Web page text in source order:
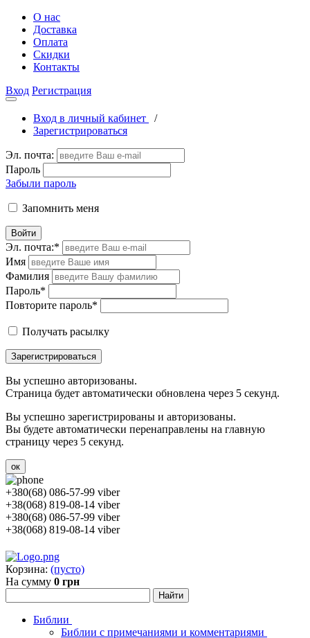
О нас
Доставка
Оплата
Скидки
Контакты
Вход Регистрация
Вход в личный кабинет
/
Зарегистрироваться
Эл. почта:
Пароль
Забыли пароль
Запомнить меня
Войти
Эл. почта:*
Имя
Фамилия
Пароль*
Повторите пароль*
Получать расылку
Зарегистрироваться
Вы успешно авторизованы.
Страница будет автоматически обновлена через 5 секунд.
Вы успешно зарегистрированы и авторизованы.
Вы будете автоматически перенаправлены на главную
страницу через 5 секунд.
ок
+380(68) 086-57-99 viber
+38(068) 819-08-14 viber
+380(68) 086-57-99 viber
+38(068) 819-08-14 viber
Корзина: (пусто)
На сумму 0 грн
Библии
Библии с примечаниями и комментариями